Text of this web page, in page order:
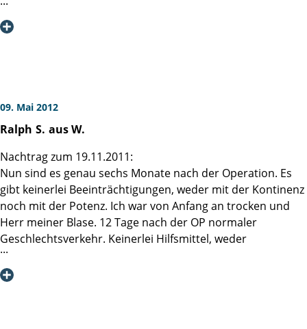
liebevollen Betreuung des Stationspersonals. Besonders
bedanken möchte ich mich bei Schwester Maria und bei
gesamten Freundes- und Bekanntenkreis empfehlen. Wenn
ich im Juli in Hamburg bin, werde ich der Station einen
Besuch abstatten.
Bis dahin verbleibe ich in herzlicher Verbundenheit
Hans K. aus Braunschweig
09. Mai 2012
Ralph S. aus W.
Nachtrag zum 19.11.2011:
Nun sind es genau sechs Monate nach der Operation. Es
gibt keinerlei Beeinträchtigungen, weder mit der Kontinenz
noch mit der Potenz. Ich war von Anfang an trocken und
Herr meiner Blase. 12 Tage nach der OP normaler
Geschlechtsverkehr. Keinerlei Hilfsmittel, weder
medikamentös, noch mechanisch nötig. Einziger
Unterschied: ein trokener Erguss, was aber absolut nicht